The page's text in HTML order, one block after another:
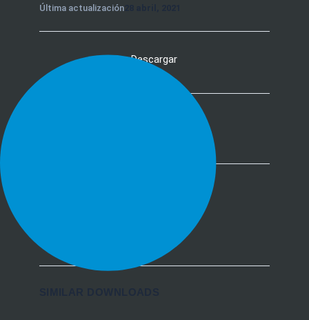
Última actualización28 abril, 2021
Descargar